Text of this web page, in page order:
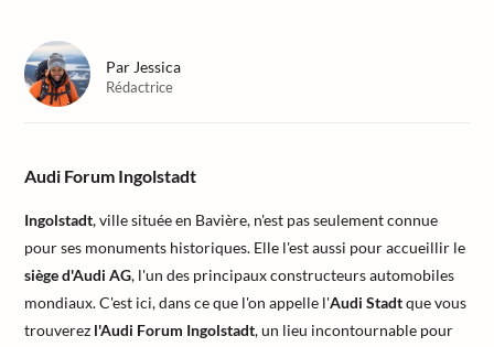
Audi Forum Ingolstadt
Ingolstadt, ville située en Bavière, n'est pas seulement connue
pour ses monuments historiques. Elle l'est aussi pour accueillir le
siège d'Audi AG, l'un des principaux constructeurs automobiles
mondiaux. C'est ici, dans ce que l'on appelle l'Audi Stadtque vous
trouverez l'Audi Forum Ingolstadt, un lieu incontournable pour
Par Jessica
Rédactrice